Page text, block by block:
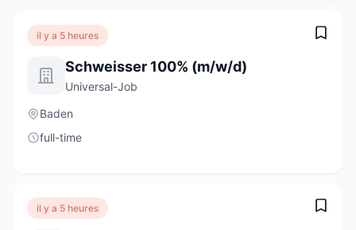
il y a 5 heures
Schweisser 100% (m/w/d)
Universal-Job
Baden
full-time
il y a 5 heures